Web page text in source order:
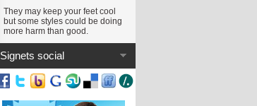
They may keep your feet cool
but some styles could be doing
more harm than good.
Signets social